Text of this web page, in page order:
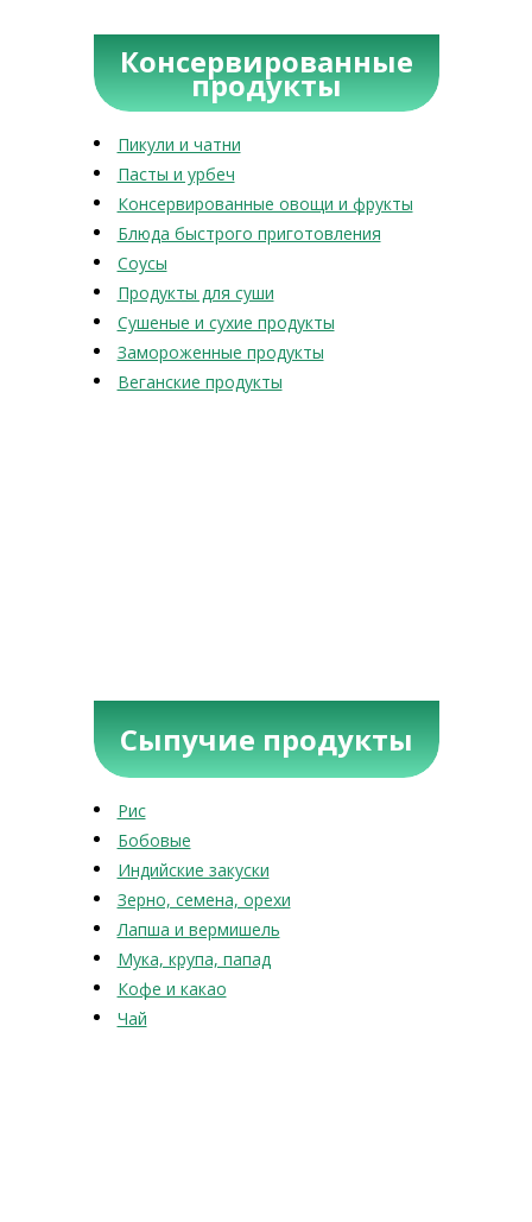
Консервированные
продукты
Пикули и чатни
Пасты и урбеч
Консервированные овощи и фрукты
Блюда быстрого приготовления
Соусы
Продукты для суши
Сушеные и сухие продукты
Замороженные продукты
Веганские продукты
Сыпучие продукты
Рис
Бобовые
Индийские закуски
Зерно, семена, орехи
Лапша и вермишель
Мука, крупа, папад
Кофе и какао
Чай